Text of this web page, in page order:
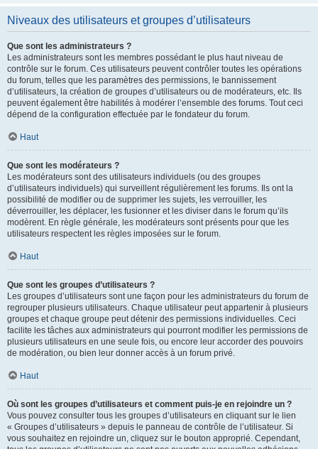
Niveaux des utilisateurs et groupes d’utilisateurs
Que sont les administrateurs ?
Les administrateurs sont les membres possédant le plus haut niveau de
contrôle sur le forum. Ces utilisateurs peuvent contrôler toutes les opérations
du forum, telles que les paramètres des permissions, le bannissement
d’utilisateurs, la création de groupes d’utilisateurs ou de modérateurs, etc. Ils
peuvent également être habilités à modérer l’ensemble des forums. Tout ceci
dépend de la configuration effectuée par le fondateur du forum.
Haut
Que sont les modérateurs ?
Les modérateurs sont des utilisateurs individuels (ou des groupes
d’utilisateurs individuels) qui surveillent régulièrement les forums. Ils ont la
possibilité de modifier ou de supprimer les sujets, les verrouiller, les
déverrouiller, les déplacer, les fusionner et les diviser dans le forum qu’ils
modèrent. En règle générale, les modérateurs sont présents pour que les
utilisateurs respectent les règles imposées sur le forum.
Haut
Que sont les groupes d’utilisateurs ?
Les groupes d’utilisateurs sont une façon pour les administrateurs du forum de
regrouper plusieurs utilisateurs. Chaque utilisateur peut appartenir à plusieurs
groupes et chaque groupe peut détenir des permissions individuelles. Ceci
facilite les tâches aux administrateurs qui pourront modifier les permissions de
plusieurs utilisateurs en une seule fois, ou encore leur accorder des pouvoirs
de modération, ou bien leur donner accès à un forum privé.
Haut
Où sont les groupes d’utilisateurs et comment puis-je en rejoindre un ?
Vous pouvez consulter tous les groupes d’utilisateurs en cliquant sur le lien
« Groupes d’utilisateurs » depuis le panneau de contrôle de l’utilisateur. Si
vous souhaitez en rejoindre un, cliquez sur le bouton approprié. Cependant,